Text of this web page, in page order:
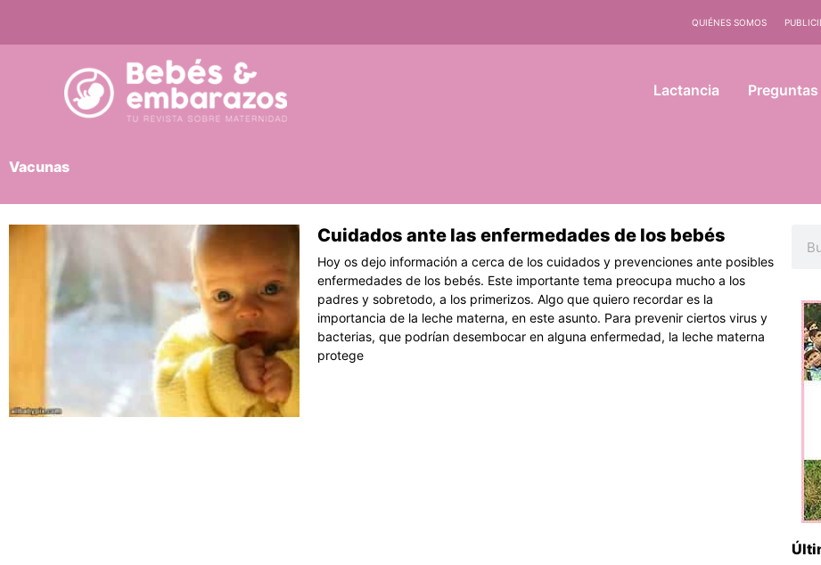
QUIÉNES SOMOS
Lactancia Preguntas
Vacunas
Cuidados ante las enfermedades de los bebés
Hoy os dejo información a cerca de los cuidados y prevenciones ante posibles
enfermedades de los bebés. Este importante tema preocupa mucho a los
padres y sobretodo, a los primerizos. Algo que quiero recordar es la
importancia de la leche materna, en este asunto. Para prevenir ciertos virus y
bacterias, que podrían desembocar en alguna enfermedad, la leche materna
protege
Página
Página